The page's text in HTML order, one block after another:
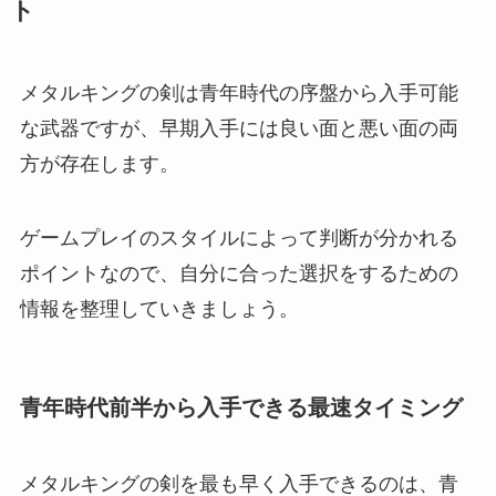
ト
メタルキングの剣は青年時代の序盤から入手可能
な武器ですが、早期入手には良い面と悪い面の両
方が存在します。
ゲームプレイのスタイルによって判断が分かれる
ポイントなので、自分に合った選択をするための
情報を整理していきましょう。
青年時代前半から入手できる最速タイミング
メタルキングの剣を最も早く入手できるのは、青